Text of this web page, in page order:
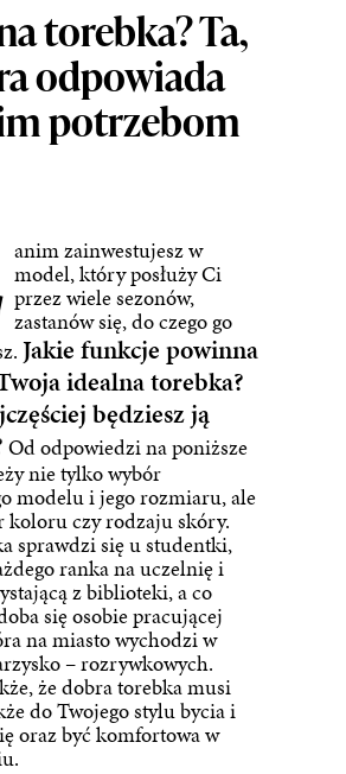
torebka? Ta,
odpowiada
potrzebom
anim zainwestujesz w
model, który posłuży Ci
przez wiele sezonów,
zastanów się, do czego go
Jakie funkcje powinna
idealna torebka?
będziesz ją
Od odpowiedzi na poniższe
nie tylko wybór
modelu i jego rozmiaru, ale
koloru czy rodzaju skóry.
sprawdzi się u studentki,
ranka na uczelnię i
z biblioteki, a co
się osobie pracującej
na miasto wychodzi w
– rozrywkowych.
że dobra torebka musi
do Twojego stylu bycia i
oraz być komfortowa w